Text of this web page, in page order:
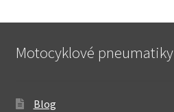
Motocyklové pneumatiky
Blog